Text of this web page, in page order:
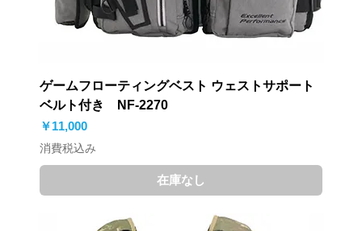
ゲームフローティングベスト ウェストサポート
ベルト付き NF-2270
価格
￥11,000
消費税込み
在庫なし